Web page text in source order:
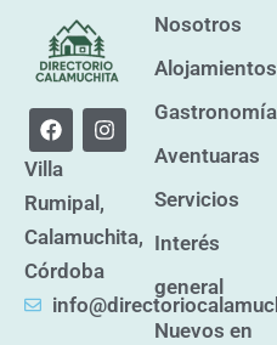
F
a
c
e
b
o
o
k
I
n
s
a
g
r
a
m
Villa
Rumipal,
Calamuchita,
Córdoba
Nosotros
Alojamientos
Gastronomía
Aventuaras
Servicios
Interés
general
Nuevos en